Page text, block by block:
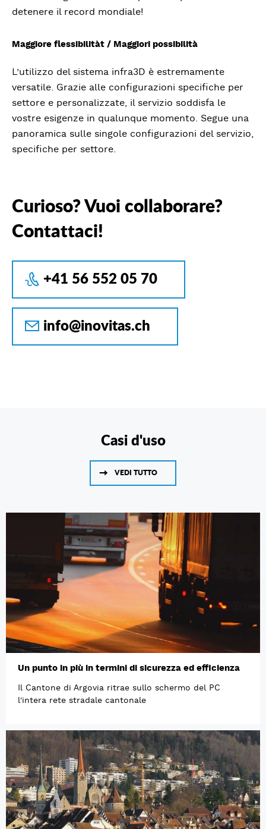
detenere il record mondiale!
Maggiore flessibilitàt / Maggiori possibilità
L’utilizzo del sistema infra3D è estremamente
versatile. Grazie alle configurazioni specifiche per
settore e personalizzate, il servizio soddisfa le
vostre esigenze in qualunque momento. Segue una
panoramica sulle singole configurazioni del servizio,
specifiche per settore.
Curioso? Vuoi collaborare?
Contattaci!
+41 56 552 05 70
info@inovitas.ch
Casi d'uso
VEDI TUTTO
Un punto in più in termini di sicurezza ed efficienza
Il Cantone di Argovia ritrae sullo schermo del PC
l'intera rete stradale cantonale